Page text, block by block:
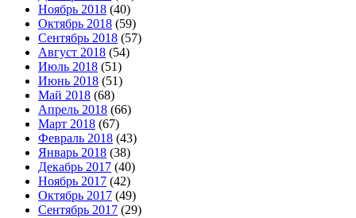
Ноябрь 2018 (40)
Октябрь 2018 (59)
Сентябрь 2018 (57)
Август 2018 (54)
Июль 2018 (51)
Июнь 2018 (51)
Май 2018 (68)
Апрель 2018 (66)
Март 2018 (67)
Февраль 2018 (43)
Январь 2018 (38)
Декабрь 2017 (40)
Ноябрь 2017 (42)
Октябрь 2017 (49)
Сентябрь 2017 (29)